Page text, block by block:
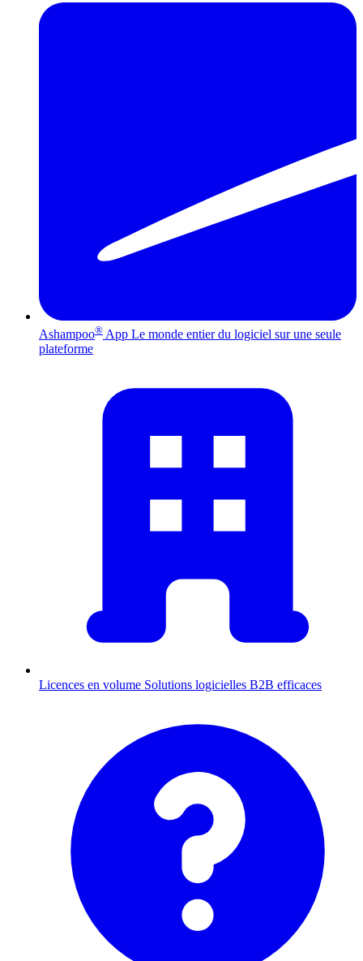
Ashampoo® App Le monde entier du logiciel sur une seule
plateforme
Licences en volume Solutions logicielles B2B efficaces